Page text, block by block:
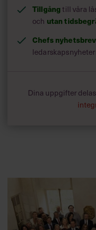
utvärdera externa
uppdateringen av vår
bland andra Financial
Tillgångtill våra
och utan
Chefs nyhetsbrev
Dina uppgifter